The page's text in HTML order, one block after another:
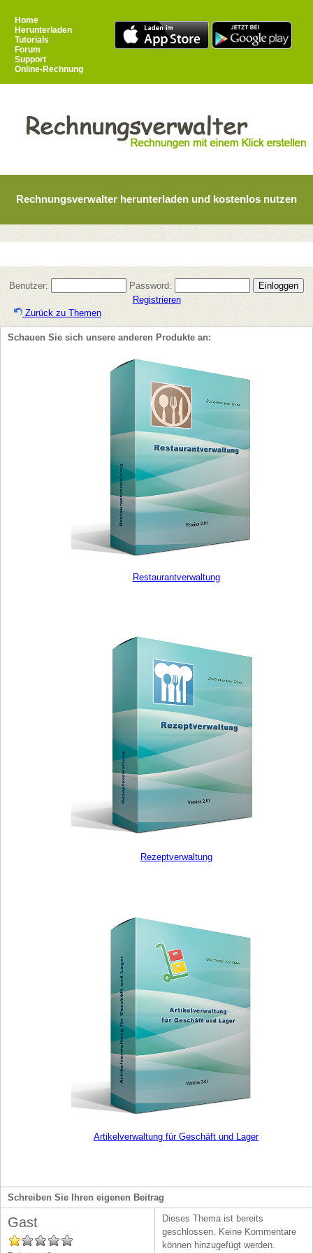
Home
Herunterladen
Tutorials
Forum
Support
Online-Rechnung
Rechnungsverwalter herunterladen und kostenlos nutzen
Benutzer:
Password:
Registrieren
Zurück zu Themen
Schauen Sie sich unsere anderen Produkte an:
Restaurantverwaltung
Rezeptverwaltung
Artikelverwaltung für Geschäft und Lager
Schreiben Sie Ihren eigenen Beitrag
Gast
Dieses Thema ist bereits
geschlossen. Keine Kommentare
können hinzugefügt werden.